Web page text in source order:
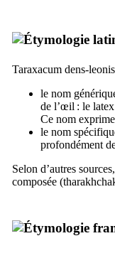
Taraxacum dens-leonis
le nom
de l’œil : le
Ce nom
le nom
profondément
Selon d’autres
composée (